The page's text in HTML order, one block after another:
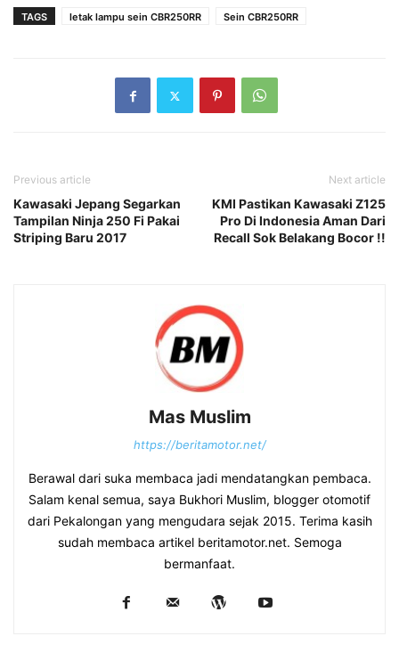
TAGS letak lampu sein CBR250RR Sein CBR250RR
Previous article
Kawasaki Jepang Segarkan
Tampilan Ninja 250 Fi Pakai
Striping Baru 2017
Next article
KMI Pastikan Kawasaki Z125
Pro Di Indonesia Aman Dari
Recall Sok Belakang Bocor !!
Mas Muslim
https://beritamotor.net/
Berawal dari suka membaca jadi mendatangkan pembaca.
Salam kenal semua, saya Bukhori Muslim, blogger otomotif
dari Pekalongan yang mengudara sejak 2015. Terima kasih
sudah membaca artikel beritamotor.net. Semoga
bermanfaat.